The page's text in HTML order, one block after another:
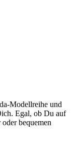
Modellreihe und
Egal, ob Du auf
bequemen